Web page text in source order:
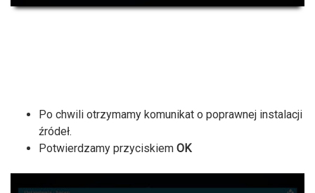
Po chwili otrzymamy komunikat o poprawnej instalacji
źródeł.
Potwierdzamy przyciskiem OK